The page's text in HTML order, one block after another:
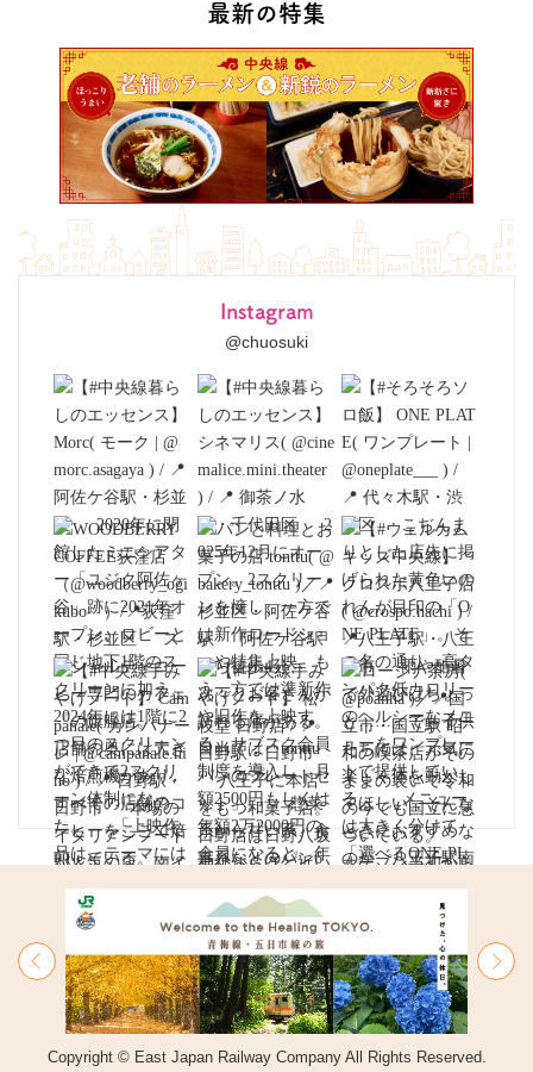
最新の特集
Instagram
@chuosuki
Copyright © East Japan Railway Company All Rights Reserved.